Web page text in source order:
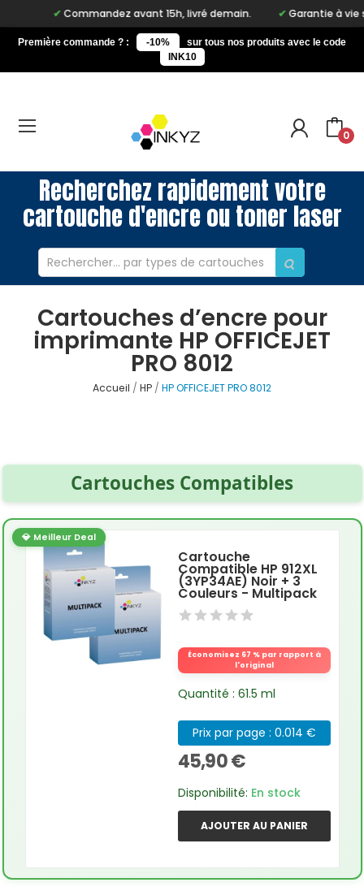
Commandez avant 15h, livré demain. Garantie à vie sur
Première commande ? : -10%
sur tous nos produits avec le code
INK10
0
Recherchez rapidement votre
cartouche d'encre ou toner laser
Cartouches d’encre pour
imprimante HP OFFICEJET
PRO 8012
Accueil HP HP OFFICEJET PRO 8012
Cartouches Compatibles
💎 Meilleur Deal
Cartouche
Compatible HP 912XL
(3YP34AE) Noir + 3
Couleurs - Multipack
Économisez 67 % par rapport à
l'original
Quantité : 61.5 ml
Prix par page : 0.014 €
45,90 €
Disponibilité: En stock
AJOUTER AU PANIER